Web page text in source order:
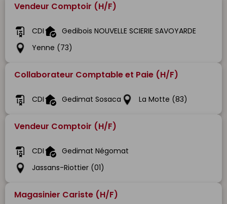
Vendeur Comptoir (H/F)
CDI
Gedibois NOUVELLE SCIERIE SAVOYARDE
Yenne (73)
Collaborateur Comptable et Paie (H/F)
CDI Gedimat Sosaca La Motte (83)
Vendeur Comptoir (H/F)
CDI
Gedimat Négomat
Jassans-Riottier (01)
Magasinier Cariste (H/F)